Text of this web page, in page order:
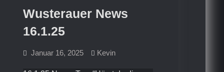
Wusterauer News
16.1.25
Januar 16, 2025 Kevin